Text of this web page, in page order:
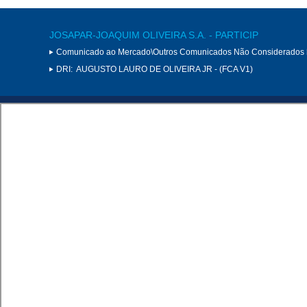
JOSAPAR-JOAQUIM OLIVEIRA S.A. - PARTICIP
Comunicado ao Mercado\Outros Comunicados Não Considerados
DRI: AUGUSTO LAURO DE OLIVEIRA JR - (FCA V1)